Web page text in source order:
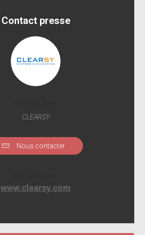
Contact presse
CLEARSY
Nous contacter
www.clearsy.com